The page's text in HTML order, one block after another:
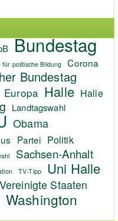
Bundestag
politische Bildung Corona
Bundestag
Europa Halle Halle
Landtagswahl
Obama
Partei Politik
Sachsen-Anhalt
TV-Tipp Uni Halle
Vereinigte Staaten
Washington